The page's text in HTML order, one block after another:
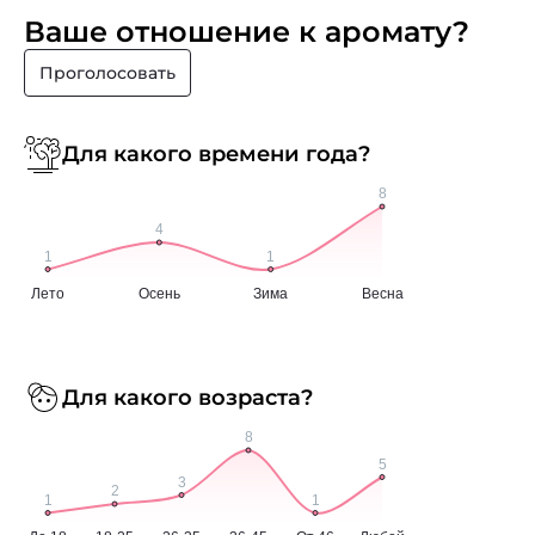
Ваше отношение к аромату?
Проголосовать
Для какого времени года?
Для какого возраста?